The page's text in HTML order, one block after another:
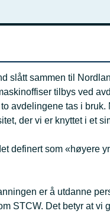
slått sammen til
tilbys ved
avdelingene tas i
der vi er knyttet i et
definert som «høyere
er å utdanne
STCW. Det betyr at